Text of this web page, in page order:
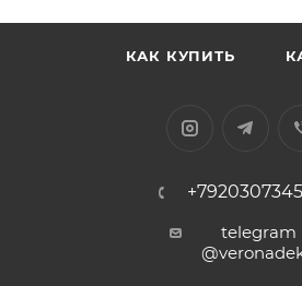
КАК КУПИТЬ
telegram